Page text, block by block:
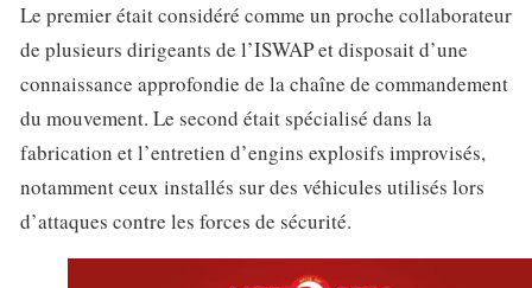
Le premier était considéré comme un proche collaborateur
de plusieurs dirigeants de l’ISWAP et disposait d’une
connaissance approfondie de la chaîne de commandement
du mouvement. Le second était spécialisé dans la
fabrication et l’entretien d’engins explosifs improvisés,
notamment ceux installés sur des véhicules utilisés lors
d’attaques contre les forces de sécurité.